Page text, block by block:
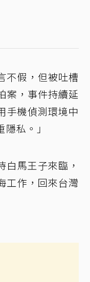
不假，但被吐槽
案，事件持續延
手機偵測環境中
私。」
馬王子來臨，
工作，回來台灣